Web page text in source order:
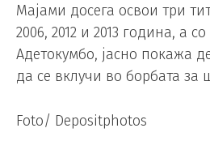
Мајами досега освои три
2006, 2012 и 2013 година, а
Адетокумбо, јасно покажа
да се вклучи во борбата за
Foto/ Depositphotos